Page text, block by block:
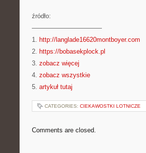
źródło:
———————————
1. http://langlade16620montboyer.com
2. https://bobasekplock.pl
3. zobacz więcej
4. zobacz wszystkie
5. artykuł tutaj
CATEGORIES: CIEKAWOSTKI LOTNICZE
Comments are closed.